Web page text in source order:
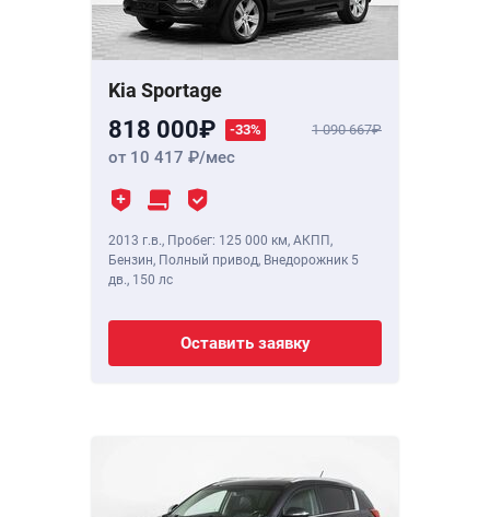
Kia Sportage
818 000 -33% 1 090 667
от 10 417 /мес
2013 г.в., Пробег: 125 000 км, АКПП,
Бензин, Полный привод, Внедорожник 5
дв., 150 лс
Оставить заявку